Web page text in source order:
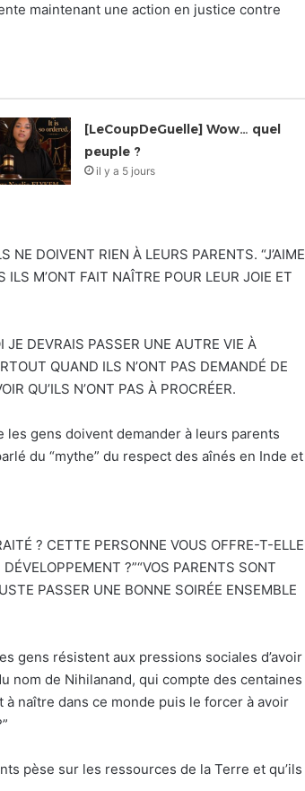
maintenant une action en justice contre
[LeCoupDeGuelle] Wow… quel
peuple ?
il y a 5 jours
NE DOIVENT RIEN À LEURS PARENTS. “J’AIME
M’ONT FAIT NAÎTRE POUR LEUR JOIE ET
JE DEVRAIS PASSER UNE AUTRE VIE À
QUAND ILS N’ONT PAS DEMANDÉ DE
QU’ILS N’ONT PAS À PROCRÉER.
les gens doivent demander à leurs parents
du “mythe” du respect des aînés en Inde et
? CETTE PERSONNE VOUS OFFRE-T-ELLE
?”“VOS PARENTS SONT
PASSER UNE BONNE SOIRÉE ENSEMBLE
gens résistent aux pressions sociales d’avoir
nom de Nihilanand, qui compte des centaines
à naître dans ce monde puis le forcer à avoir
pèse sur les ressources de la Terre et qu’ils